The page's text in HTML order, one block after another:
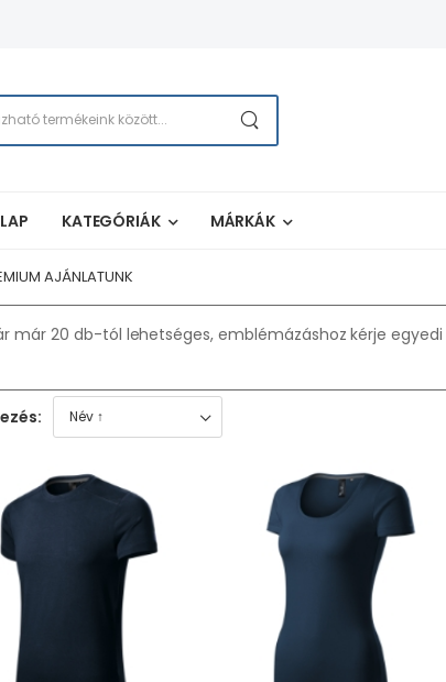
KATEGÓRIÁK MÁRKÁK
AJÁNLATUNK
már 20 db-tól lehetséges, emblémázáshoz kérje